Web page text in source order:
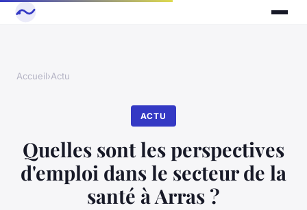
Accueil›Actu
ACTU
Quelles sont les perspectives
d'emploi dans le secteur de la
santé à Arras ?